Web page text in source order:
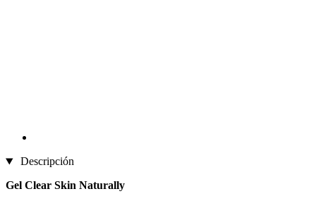
Descripción
Gel Clear Skin Naturally